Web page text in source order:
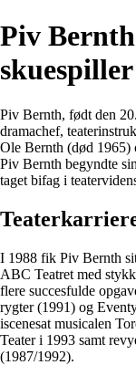
Piv
Piv Bernth, født den
dramachef,
Ole Bernth (død 1965)
Piv Bernth begyndte
taget bifag i
I 1988 fik Piv Bernth
ABC Teatret med
flere succesfulde
rygter (1991) og
iscenesat musicalen
Teater i 1993 samt
(1987/1992).